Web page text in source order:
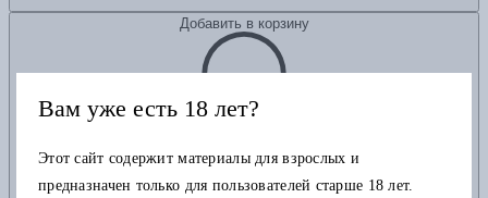
Добавить в корзину
Вам уже есть 18 лет?
Этот сайт содержит материалы для взрослых и
предназначен только для пользователей старше 18 лет.